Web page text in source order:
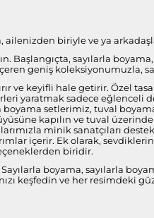
ailenizden biriyle ve ya
Başlangıçta, sayılarla
geniş koleksiyonumuzla,
ve keyifli hale getirir. Özel
yaratmak sadece
setlerimiz, tuval
kapılın ve tuval
minik sanatçıları
içerir. Ek olarak,
biridir.
boyama, sayılarla
keşfedin ve her resimdeki